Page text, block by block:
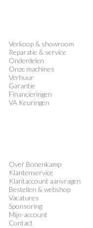
Verkoop & showroom
Reparatie & service
Onderdelen
Onze machines
Verhuur
Garantie
Financieringen
VA Keuringen
Over Bonenkamp
Klantenservice
Klantaccount aanvragen
Bestellen & webshop
Vacatures
Sponsoring
Mijn-account
Contact